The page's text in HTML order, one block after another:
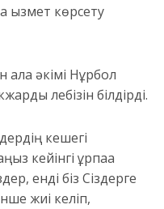
қызмет көрсету
әкімі Нұрбол
лебізін білдірді.
кешегі
кейінгі ұрпаққа
енді біз Сіздерге
жиі келіп,